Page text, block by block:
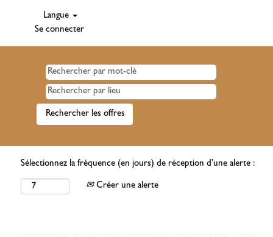
Langue
Se connecter
Sélectionnez la fréquence (en jours) de réception d’une alerte :
Créer une alerte